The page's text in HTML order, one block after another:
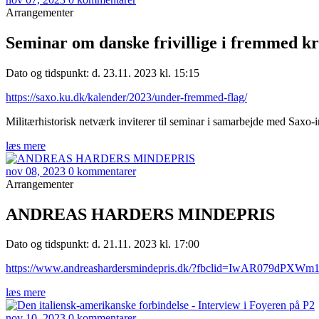
Arrangementer
Seminar om danske frivillige i fremmed
Dato og tidspunkt: d. 23.11. 2023 kl. 15:15
https://saxo.ku.dk/kalender/2023/under-fremmed-flag/
Militærhistorisk netværk inviterer til seminar i samarbejde med Saxo-
læs mere
nov 08, 2023 0 kommentarer
Arrangementer
ANDREAS HARDERS MINDEPRIS
Dato og tidspunkt: d. 21.11. 2023 kl. 17:00
https://www.andreashardersmindepris.dk/
læs mere